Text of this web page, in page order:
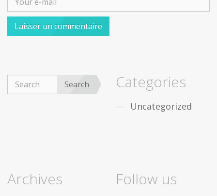
Search Categories
Uncategorized
Archives Follow us